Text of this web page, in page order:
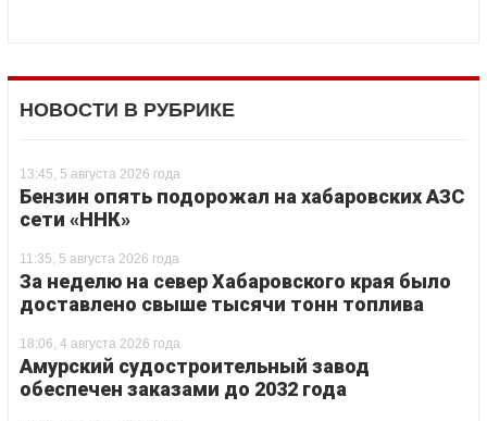
НОВОСТИ В РУБРИКЕ
13:45, 5 августа 2026 года
Бензин опять подорожал на хабаровских АЗС
сети «ННК»
11:35, 5 августа 2026 года
За неделю на север Хабаровского края было
доставлено свыше тысячи тонн топлива
18:06, 4 августа 2026 года
Амурский судостроительный завод
обеспечен заказами до 2032 года